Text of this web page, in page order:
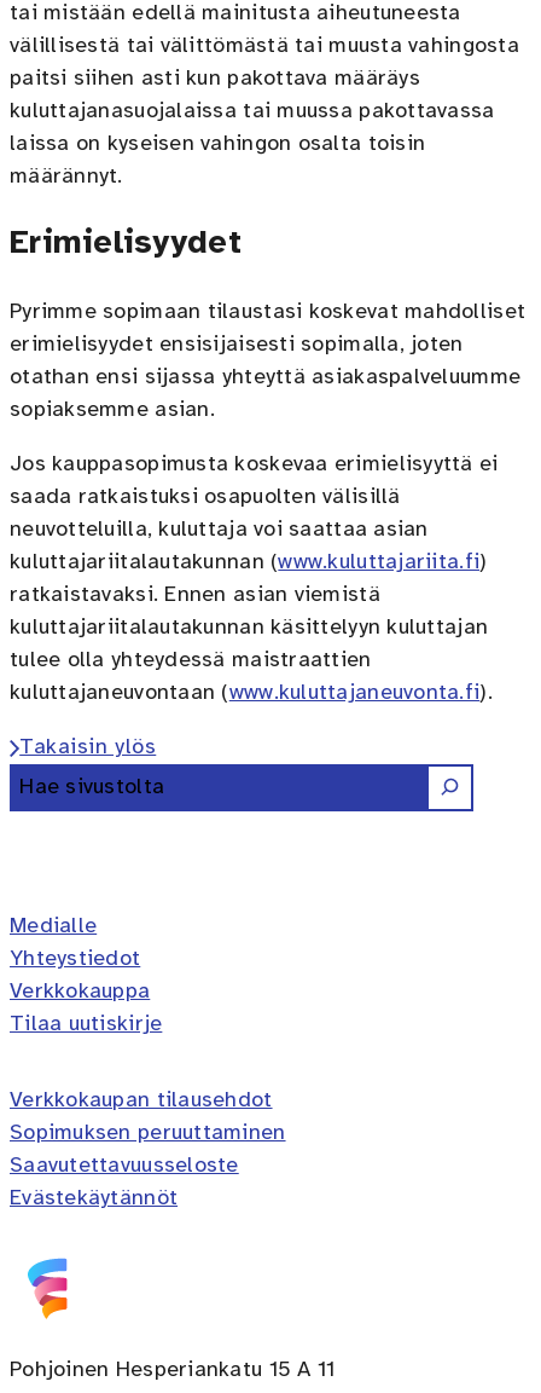
tai mistään edellä mainitusta aiheutuneesta
välillisestä tai välittömästä tai muusta vahingosta
paitsi siihen asti kun pakottava määräys
kuluttajanasuojalaissa tai muussa pakottavassa
laissa on kyseisen vahingon osalta toisin
määrännyt.
Erimielisyydet
Pyrimme sopimaan tilaustasi koskevat mahdolliset
erimielisyydet ensisijaisesti sopimalla, joten
otathan ensi sijassa yhteyttä asiakaspalveluumme
sopiaksemme asian.
Jos kauppasopimusta koskevaa erimielisyyttä ei
saada ratkaistuksi osapuolten välisillä
neuvotteluilla, kuluttaja voi saattaa asian
kuluttajariitalautakunnan (www.kuluttajariita.fi)
ratkaistavaksi. Ennen asian viemistä
kuluttajariitalautakunnan käsittelyyn kuluttajan
tulee olla yhteydessä maistraattien
kuluttajaneuvontaan (www.kuluttajaneuvonta.fi).
Takaisin ylös
Medialle
Yhteystiedot
Verkkokauppa
Tilaa uutiskirje
Verkkokaupan tilausehdot
Sopimuksen peruuttaminen
Saavutettavuusseloste
Evästekäytännöt
Etsi
Pohjoinen Hesperiankatu 15 A 11